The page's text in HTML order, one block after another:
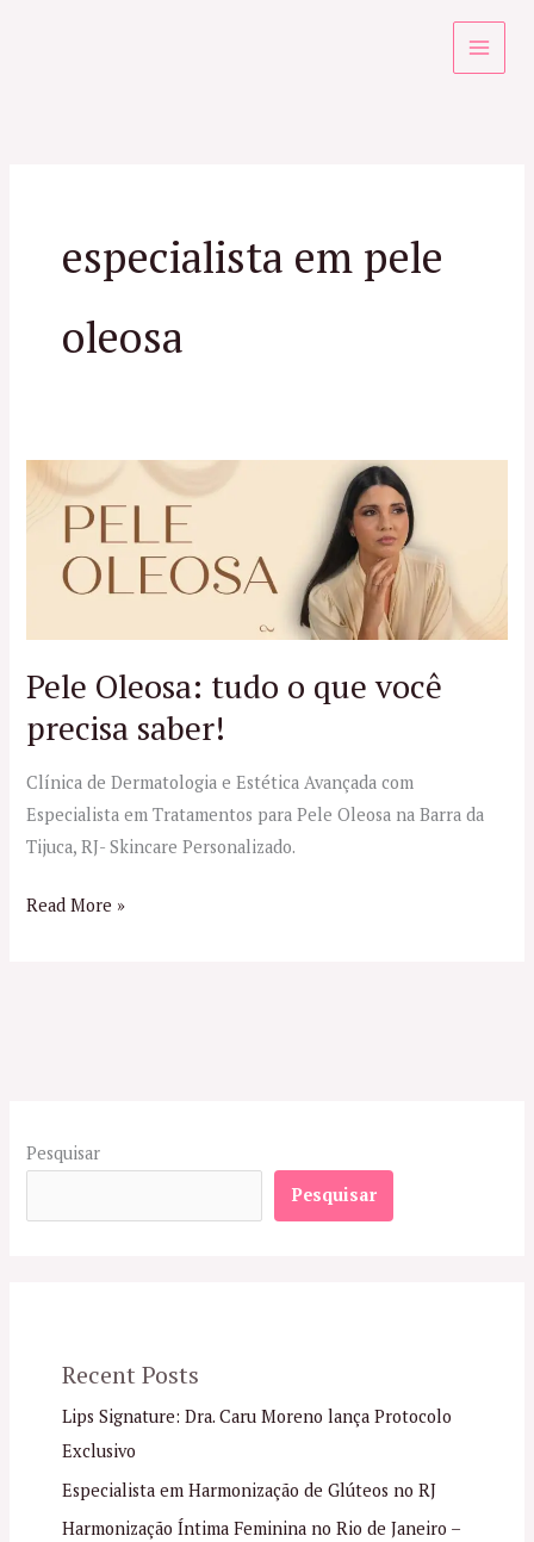
especialista em pele
oleosa
Pele Oleosa: tudo o que você
precisa saber!
Clínica de Dermatologia e Estética Avançada com
Especialista em Tratamentos para Pele Oleosa na Barra da
Tijuca, RJ- Skincare Personalizado.
Pele
Oleosa:
você
saber!
Read More »
Pesquisar
Pesquisar
Recent Posts
Lips Signature: Dra. Caru Moreno lança Protocolo
Exclusivo
Especialista em Harmonização de Glúteos no RJ
Harmonização Íntima Feminina no Rio de Janeiro –